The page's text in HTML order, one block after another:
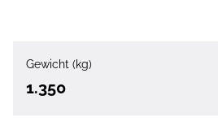
Gewicht (kg)
1.350